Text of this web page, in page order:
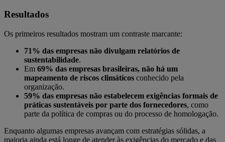
Resultados
Os primeiros resultados mostram um contraste marcante:
71% das empresas não divulgam relatórios de
sustentabilidade.
Em 69% das empresas brasileiras, não há um
mapeamento de riscos climáticos conhecido pela
organização.
59% das empresas não estabelecem exigências formais de
práticas sustentáveis por parte dos fornecedores, como
parte da política de compras ou do processo de homologação.
Enquanto algumas empresas avançam com estratégias sólidas, a
maioria ainda está longe de atender às exigências do mercado e das